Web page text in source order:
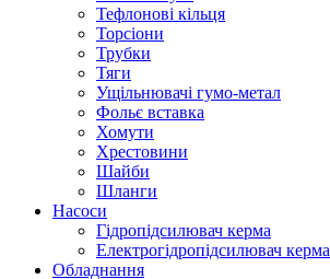
Тефлонові кільця
Торсіони
Трубки
Тяги
Ущільнювачі гумо-метал
Фольє вставка
Хомути
Хрестовини
Шайби
Шланги
Насоси
Гідропідсилювач керма
Електрогідропідсилювач керма
Обладнання